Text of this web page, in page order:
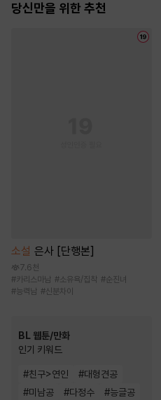
당신만을 위한 추천
소설 은사 [단행본]
7.6천
#카리스마남 #소유욕/집착 #순진녀
#능력남 #신분차이
BL 웹툰/만화
인기 키워드
#친구>연인 #대형견공
#미남공 #다정수 #능글공